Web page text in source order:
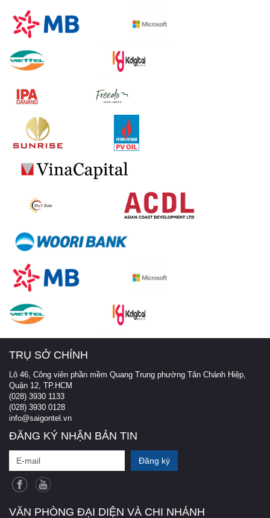
TRỤ SỞ CHÍNH
Lô 46, Công viên phần mềm Quang Trung phường Tân Chánh Hiệp,
Quận 12, TP.HCM
(028) 3930 1133
(028) 3930 0128
info@saigontel.vn
ĐĂNG KÝ NHẬN BẢN TIN
VĂN PHÒNG ĐẠI DIỆN VÀ CHI NHÁNH